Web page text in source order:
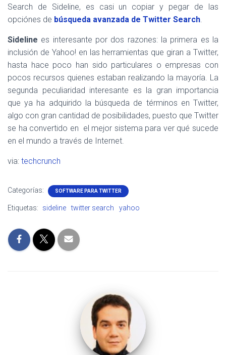
Search de Sideline, es casi un copiar y pegar de las
opciónes de búsqueda avanzada de Twitter Search.
Sideline es interesante por dos razones: la primera es la
inclusión de Yahoo! en las herramientas que giran a Twitter,
hasta hace poco han sido particulares o empresas con
pocos recursos quienes estaban realizando la mayoría. La
segunda peculiaridad interesante es la gran importancia
que ya ha adquirido la búsqueda de términos en Twitter,
algo con gran cantidad de posibilidades, puesto que Twitter
se ha convertido en el mejor sistema para ver qué sucede
en el mundo a través de Internet.
via: techcrunch
Categorías: SOFTWARE PARA TWITTER
Etiquetas: sideline twitter search yahoo